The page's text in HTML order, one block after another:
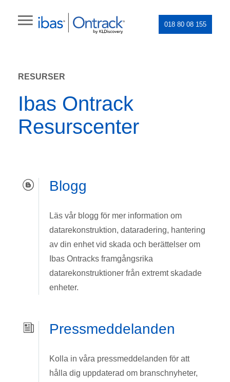
018 80 08 155
RESURSER
Ibas Ontrack
Resurscenter
Blogg
Läs vår blogg för mer information om
datarekonstruktion, dataradering, hantering
av din enhet vid skada och berättelser om
Ibas Ontracks framgångsrika
datarekonstruktioner från extremt skadade
enheter.
Pressmeddelanden
Kolla in våra pressmeddelanden för att
hålla dig uppdaterad om branschnyheter,